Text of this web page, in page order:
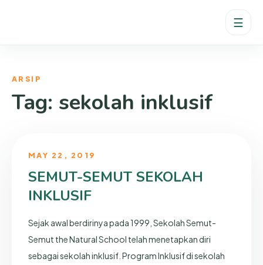
☰
ARSIP
Tag: sekolah inklusif
MAY 22, 2019
SEMUT-SEMUT SEKOLAH
INKLUSIF
Sejak awal berdirinya pada 1999, Sekolah Semut-
Semut the Natural School telah menetapkan diri
sebagai sekolah inklusif. Program Inklusif di sekolah